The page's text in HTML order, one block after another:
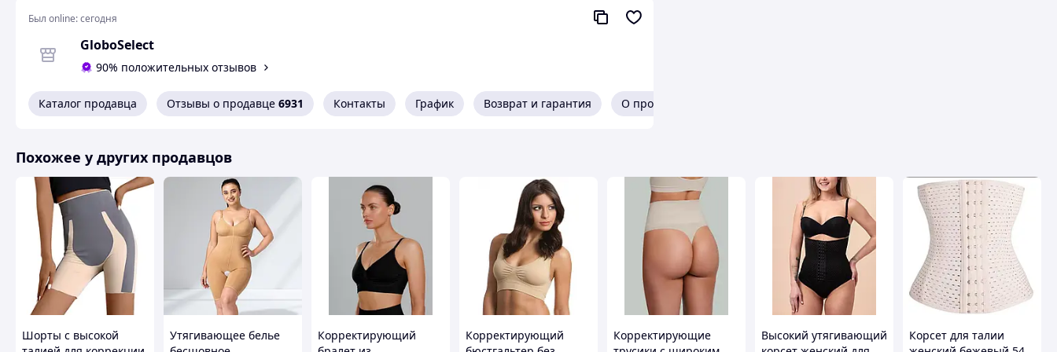
Преимущества:
Поддерживает V-образную форму;
Возможность выглядеть на несколько сантиметров меньше без упражнений;
Очень комфортная;
Можно носить в любое время;
Не будет скользить или сползать;
Похожие товары по характеристикам
Был online:сегодня
GloboSelect
90% положительных отзывов
Каталог продавца Отзывы о продавце 6931 Контакты График Возврат и гарантия О продавце
Похожее у других продавцов
Шорты с высокой
Утягивающее белье
Корректирующий
Корректирующий
Корректирующие
Высокий утягивающий
Корсет для талии